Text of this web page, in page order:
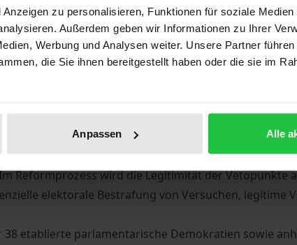
zu personalisieren, Funktionen für soziale
Außerdem geben wir Informationen zu Ihrer
Werbung und Analysen weiter. Unsere Partner
die Sie ihnen bereitgestellt haben oder die sie im
Anpassen Alle
Bibliografische Angaben
beachteten Phänomene von Wandel und Stabilität
auf Gesetzgebungs- und
der Autorin betont die Bedeutung der Mehrheiten
Reformprozess wird die Legitimität der Vetopunkte
elektorale Bestrafung von Versuchen, legitime
etablierte parlamentarische Demokratien sowie